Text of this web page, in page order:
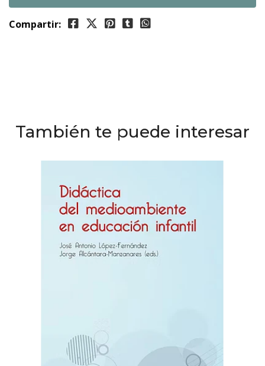
Compartir:
También te puede interesar